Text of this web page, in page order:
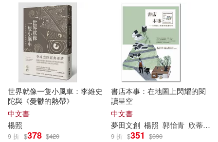
主編范偉偉，楊照渠（主編）(1)
何榮幸、吳錦勳、楊照、詹偉雄(1)
來思．浪岡(1) 傅清泉演示(1)
劉克襄(1) 劉金印 整理(1)
司馬光(1)
北京體育大學出版社(3)
大展(3) 聯經出版公司(3)
九歌(2) 化學工業出版社(2)
左岸文化(2) 新星出版社(2)
春山出版(2) 棋茵(2)
其他 (可複選)
現在可購買商品(171)
作者/演唱/譯/編/繪(305)
價格
範圍
世界就像一隻小風車：李維史
陀與《憂鬱的熱帶》
中文書
楊照
9 折 $378 $420
書店本事：在地圖上閃耀的閱
讀星空
中文書
夢田文創 楊照 郭怡青 欣蒂小姐Miss Cyndi
9 折 $351 $390